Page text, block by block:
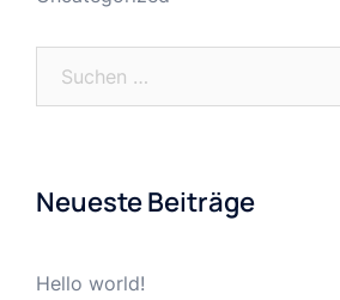
nach:
Neueste Beiträge
Hello world!